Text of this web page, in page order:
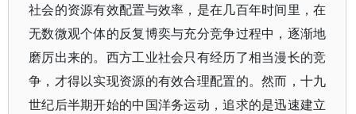
社会的资源有效配置与效率，是在几百年时间里，在
无数微观个体的反复博奕与充分竞争过程中，逐渐地
磨厉出来的。西方工业社会只有经历了相当漫长的竞
争，才得以实现资源的有效合理配置的。然而，十九
世纪后半期开始的中国洋务运动，追求的是迅速建立